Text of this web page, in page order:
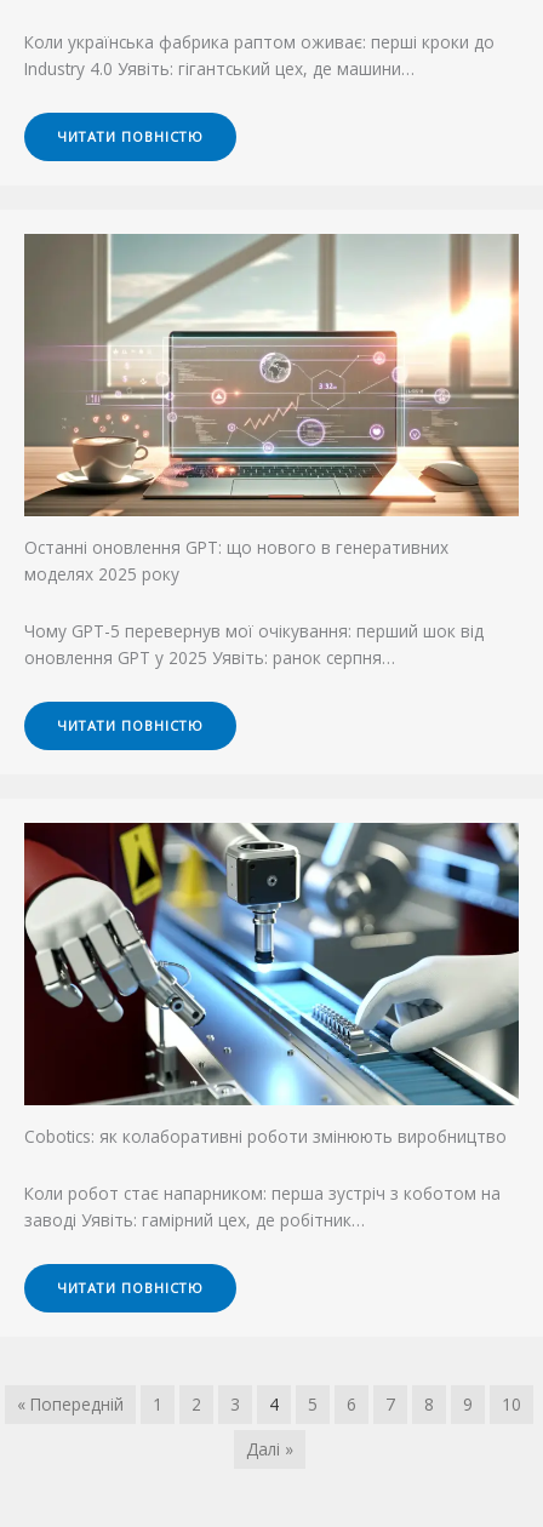
Коли українська фабрика раптом оживає: перші кроки до
Industry 4.0 Уявіть: гігантський цех, де машини…
ЧИТАТИ ПОВНІСТЮ
Останні оновлення GPT: що нового в генеративних
моделях 2025 року
Чому GPT-5 перевернув мої очікування: перший шок від
оновлення GPT у 2025 Уявіть: ранок серпня…
ЧИТАТИ ПОВНІСТЮ
Cobotics: як колаборативні роботи змінюють виробництво
Коли робот стає напарником: перша зустріч з коботом на
заводі Уявіть: гамірний цех, де робітник…
ЧИТАТИ ПОВНІСТЮ
« Попередній 1 2 3 4 5 6 7 8 9
10
Далі »